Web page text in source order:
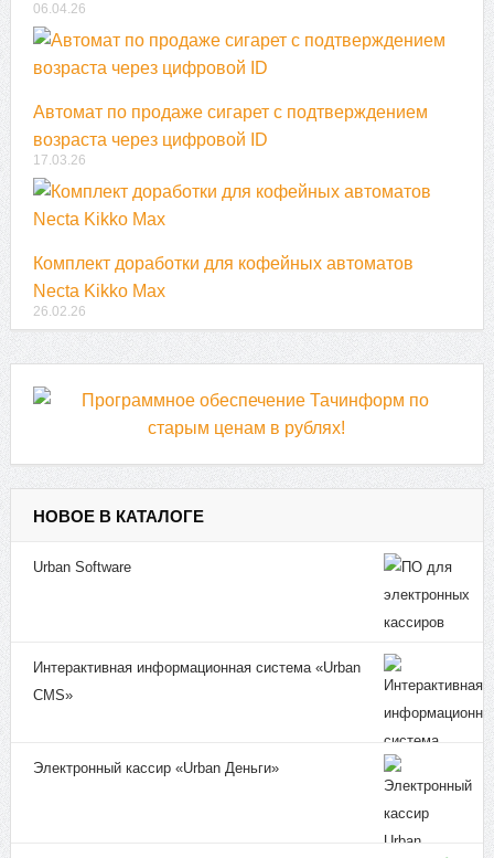
06.04.26
Автомат по продаже сигарет с подтверждением
возраста через цифровой ID
17.03.26
Комплект доработки для кофейных автоматов
Necta Kikko Max
26.02.26
НОВОЕ В КАТАЛОГЕ
Urban Software
Интерактивная информационная система «Urban
CMS»
Электронный кассир «Urban Деньги»